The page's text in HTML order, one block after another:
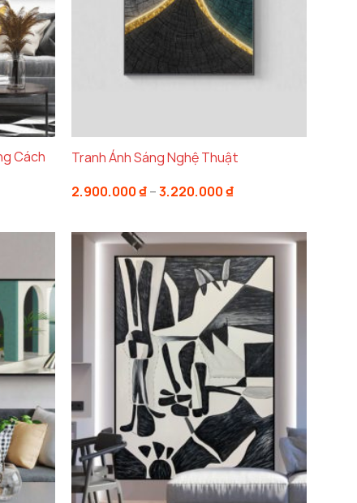
biểu tượng của sự tự do, đổi mới và sự
tươi sáng mà còn mang lại cảm giác thư
Cách
Tranh Ánh Sáng Nghệ Thuật
2.900.000₫–3.220.000₫Khoảng
2.900.000 ₫
đến
3.220.000 ₫